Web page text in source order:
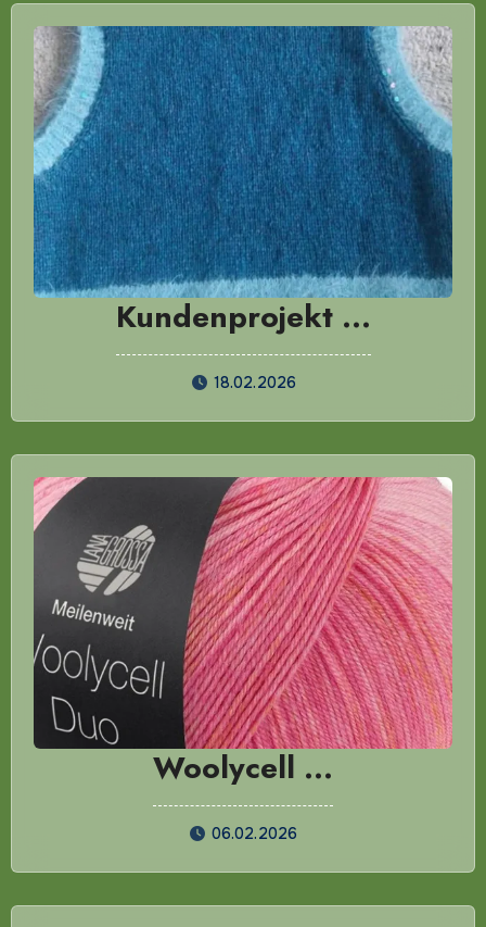
Kundenprojekt …
18.02.2026
Woolycell …
06.02.2026